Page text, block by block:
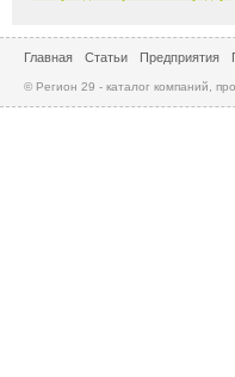
Главная Статьи Предприятия
© Регион 29 - каталог компаний,